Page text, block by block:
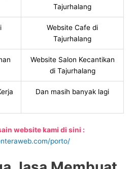
Tajurhalang
Website Cafe di
Tajurhalang
Website Salon Kecantikan
di Tajurhalang
Dan masih banyak lagi
website kami di sini :
porto/